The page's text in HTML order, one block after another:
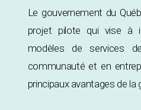
Le gouvernement du
projet pilote qui vise à
modèles de services
communauté et en
principaux avantages de la